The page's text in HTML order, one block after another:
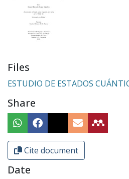
Files
ESTUDIO DE ESTADOS
Share
Cite document
Date